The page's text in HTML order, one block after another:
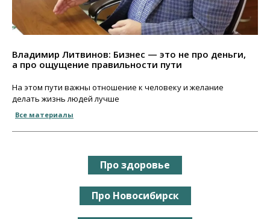
Владимир Литвинов: Бизнес — это не про деньги,
а про ощущение правильности пути
На этом пути важны отношение к человеку и желание
делать жизнь людей лучше
Все материалы
Про здоровье
Про Новосибирск